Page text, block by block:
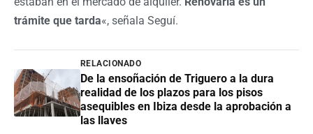
trámite que tarda«, señala Seguí.
RELACIONADO
De la ensoñación de Triguero a la dura
realidad de los plazos para los pisos
asequibles en Ibiza desde la aprobación a
las llaves